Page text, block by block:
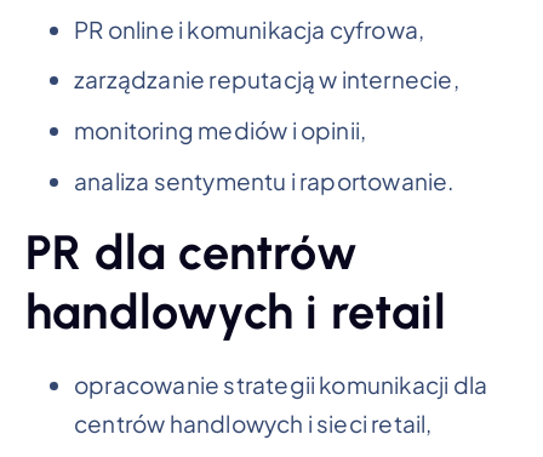
PR online i komunikacja cyfrowa,
zarządzanie reputacją w internecie,
monitoring mediów i opinii,
analiza sentymentu i raportowanie.
PR dla centrów
handlowych i retail
opracowanie strategii komunikacji dla
centrów handlowych i sieci retail,